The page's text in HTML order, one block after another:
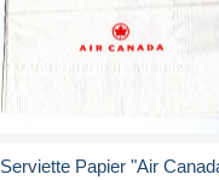
Serviette Papier "Air